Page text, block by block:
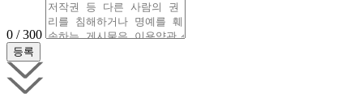
0 / 300